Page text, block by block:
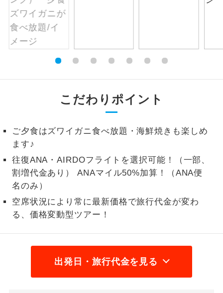
こだわりポイント
ご夕食はズワイガニ食べ放題・海鮮焼きも楽しめ
ます♪
往復ANA・AIRDOフライトを選択可能！（一部、
割増代金あり） ANAマイル50%加算！（ANA便
名のみ）
空席状況により常に最新価格で旅行代金が変わ
る、価格変動型ツアー！
出発日・旅行代金を見る
お部屋食
お部屋にてゆっくりとお召し上がりいた
トラベルイヤ
ホン
をじっくり聞くことができます。
す。
2名様催行
2名様から出発可能な個人型プランで
おひとり様参
加限定
おひとり様限定でご参加いただけるコー
1名様1室同代
金
1名様1室利用でも追加料金がかからない
ご夫婦限定
ご夫婦限定でご参加いただけるコースで
す。
女性限定でご参加いただけるコースで
す。
ご参加にあたり年齢に制限があるコース
です。